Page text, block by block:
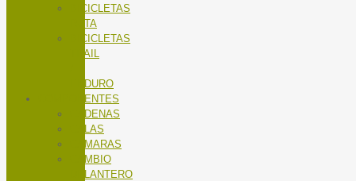
BICICLETAS
RUTA
BICICLETAS
TRAIL
ENDURO
COMPONENTES
CADENAS
CALAS
CÁMARAS
CAMBIO
DELANTERO